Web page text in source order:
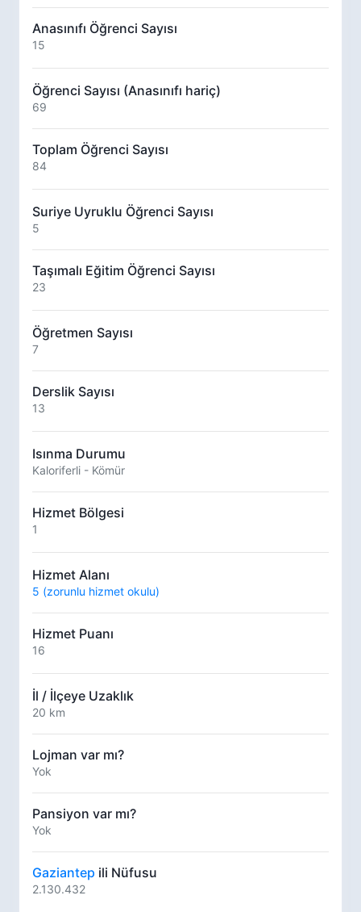
Anasınıfı Öğrenci Sayısı
15
Öğrenci Sayısı (Anasınıfı hariç)
69
Toplam Öğrenci Sayısı
84
Suriye Uyruklu Öğrenci Sayısı
5
Taşımalı Eğitim Öğrenci Sayısı
23
Öğretmen Sayısı
7
Derslik Sayısı
13
Isınma Durumu
Kaloriferli - Kömür
Hizmet Bölgesi
1
Hizmet Alanı
5 (zorunlu hizmet okulu)
Hizmet Puanı
16
İl / İlçeye Uzaklık
20 km
Lojman var mı?
Yok
Pansiyon var mı?
Yok
Gaziantep ili Nüfusu
2.130.432